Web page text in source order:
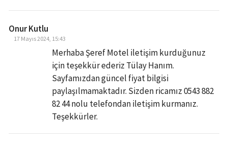
Onur Kutlu
17 Mayıs 2024, 15:43
Merhaba Şeref Motel iletişim kurduğunuz
için teşekkür ederiz Tülay Hanım.
Sayfamızdan güncel fiyat bilgisi
paylaşılmamaktadır. Sizden ricamız 0543 882
82 44 nolu telefondan iletişim kurmanız.
Teşekkürler.